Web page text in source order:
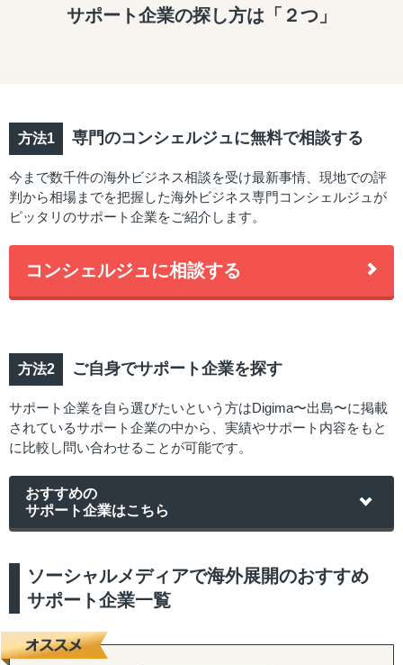
サポート企業の探し方は「２つ」
専門のコンシェルジュに無料で相談する
今まで数千件の海外ビジネス相談を受け最新事情、現地での評
判から相場までを把握した海外ビジネス専門コンシェルジュが
ピッタリのサポート企業をご紹介します。
コンシェルジュに相談する
ご自身でサポート企業を探す
サポート企業を自ら選びたいという方はDigima〜出島〜に掲載
されているサポート企業の中から、実績やサポート内容をもと
に比較し問い合わせることが可能です。
おすすめの
サポート企業はこちら
ソーシャルメディアで海外展開のおすすめ
サポート企業一覧